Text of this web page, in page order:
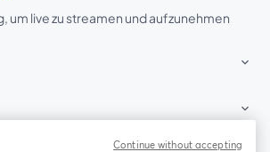
um live zu streamen und aufzunehmen
Continue without accepting